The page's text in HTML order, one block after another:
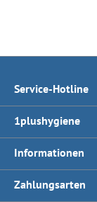
Service-Hotline
1plushygiene
Informationen
Zahlungsarten